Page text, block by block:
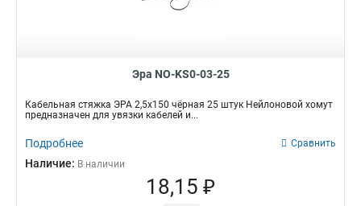
Эра NO-KS0-03-25
Кабельная стяжка ЭРА 2,5х150 чёрная 25 штук Нейлоновой хомут
предназначен для увязки кабелей и...
Подробнее Сравнить
Наличие: В наличии
18,15 ₽